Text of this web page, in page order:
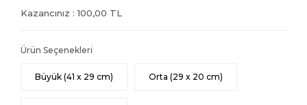
Kazancınız : 100,00 TL
Ürün Seçenekleri
Büyük (41 x 29 cm) Orta (29 x 20 cm)